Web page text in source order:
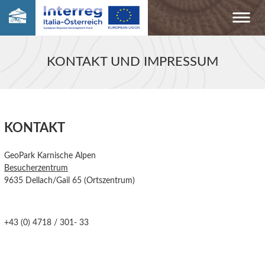
KONTAKT UND IMPRESSUM
KONTAKT
GeoPark Karnische Alpen
Besucherzentrum
9635 Dellach/Gail 65 (Ortszentrum)
+43 (0) 4718 / 301- 33